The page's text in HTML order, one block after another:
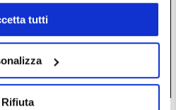
tutti
Rifiuta